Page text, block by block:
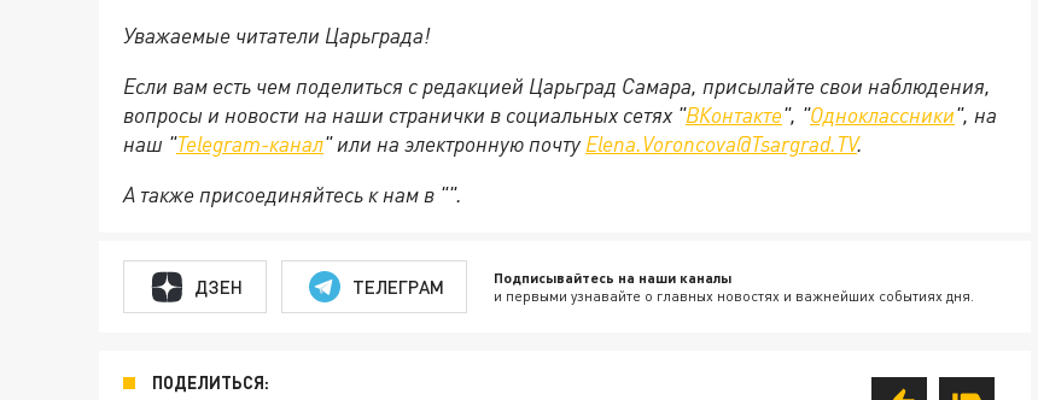
Уважаемые читатели Царьграда!
Если вам есть чем поделиться с редакцией Царьград Самара, присылайте свои наблюдения,
вопросы и новости на наши странички в социальных сетях "ВКонтакте", "Одноклассники", на
наш "Telegram-канал" или на электронную почту Elena.Voroncova@Tsargrad.TV.
А также присоединяйтесь к нам в "".
ДЗЕН ТЕЛЕГРАМ Подписывайтесь на наши каналы
и первыми узнавайте о главных новостях и важнейших событиях дня.
ПОДЕЛИТЬСЯ: